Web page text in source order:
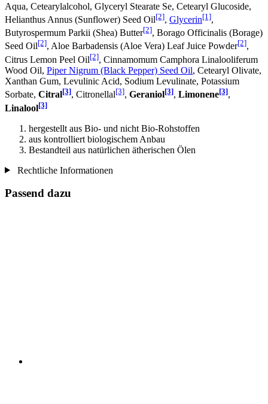
Aqua, Cetearylalcohol, Glyceryl Stearate Se, Cetearyl Glucoside,
Helianthus Annus (Sunflower) Seed Oil[2], Glycerin[1],
Butyrospermum Parkii (Shea) Butter[2], Borago Officinalis (Borage)
Seed Oil[2], Aloe Barbadensis (Aloe Vera) Leaf Juice Powder[2],
Citrus Lemon Peel Oil[2], Cinnamomum Camphora Linalooliferum
Wood Oil, Piper Nigrum (Black Pepper) Seed Oil, Cetearyl Olivate,
Xanthan Gum, Levulinic Acid, Sodium Levulinate, Potassium
Sorbate, Citral[3], Citronellal[3], Geraniol[3], Limonene[3],
Linalool[3]
hergestellt aus Bio- und nicht Bio-Rohstoffen
aus kontrolliert biologischem Anbau
Bestandteil aus natürlichen ätherischen Ölen
Rechtliche Informationen
Passend dazu